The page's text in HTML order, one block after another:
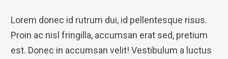
Lorem donec id rutrum dui, id pellentesque risus.
Proin ac nisl fringilla, accumsan erat sed, pretium
est. Donec in accumsan velit! Vestibulum a luctus